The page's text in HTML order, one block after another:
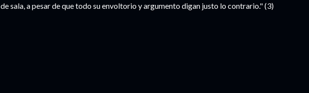
de sala, a pesar de que todo su envoltorio y argumento digan justo lo contrario." (3)